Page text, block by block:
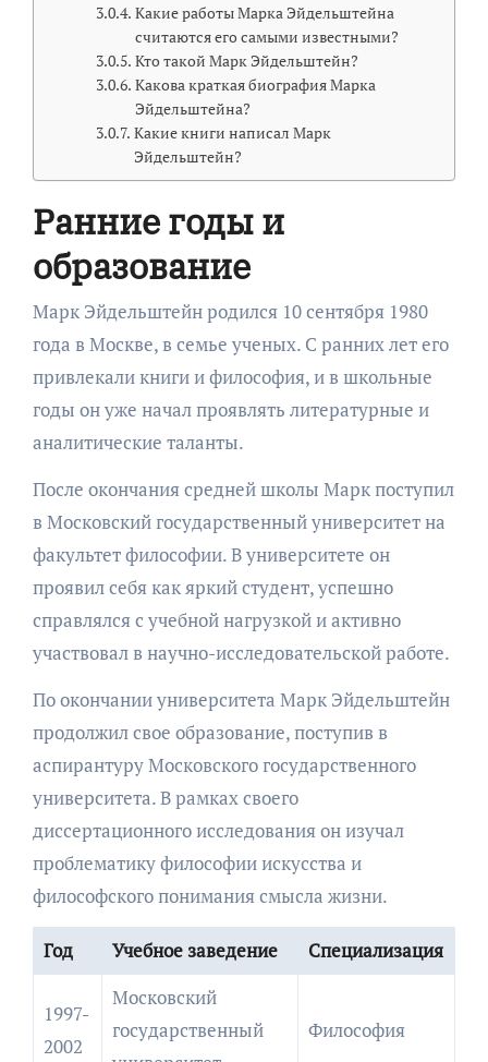
Какие работы Марка Эйдельштейна
считаются его самыми известными?
Кто такой Марк Эйдельштейн?
Какова краткая биография Марка
Эйдельштейна?
Какие книги написал Марк
Эйдельштейн?
Ранние годы и
образование
Марк Эйдельштейн родился 10 сентября 1980
года в Москве, в семье ученых. С ранних лет его
привлекали книги и философия, и в школьные
годы он уже начал проявлять литературные и
аналитические таланты.
После окончания средней школы Марк поступил
в Московский государственный университет на
факультет философии. В университете он
проявил себя как яркий студент, успешно
справлялся с учебной нагрузкой и активно
участвовал в научно-исследовательской работе.
По окончании университета Марк Эйдельштейн
продолжил свое образование, поступив в
аспирантуру Московского государственного
университета. В рамках своего
диссертационного исследования он изучал
проблематику философии искусства и
философского понимания смысла жизни.
Год Учебное заведение Специализация
1997-
2002
Московский
государственный
Философия